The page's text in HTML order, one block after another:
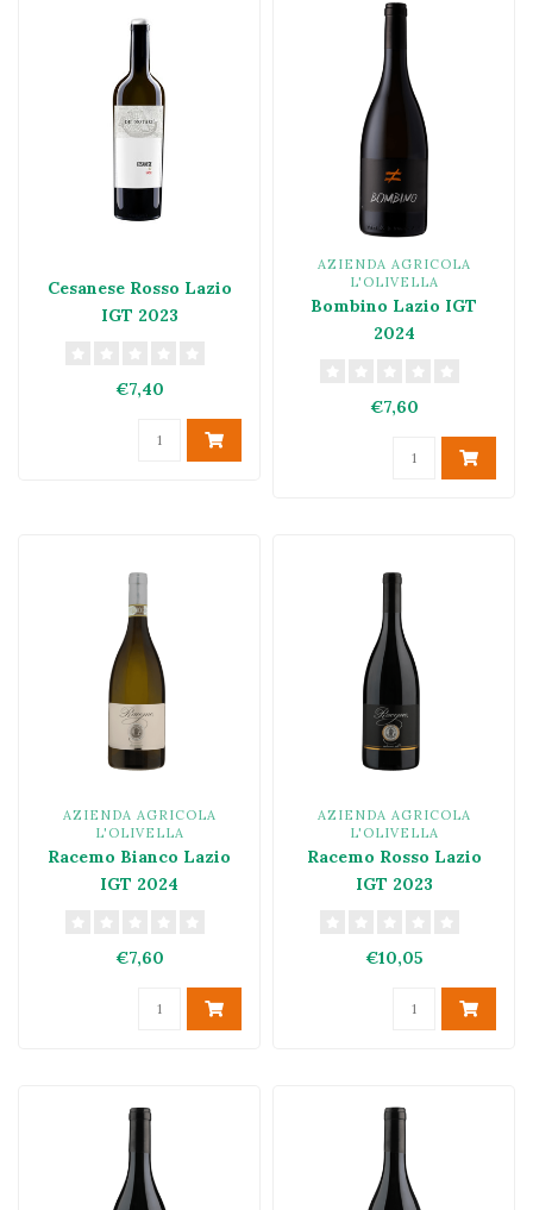
Cesanese Rosso Lazio
IGT 2023
€7,40
AZIENDA AGRICOLA
L'OLIVELLA
Bombino Lazio IGT
2024
€7,60
AZIENDA AGRICOLA
L'OLIVELLA
Racemo Bianco Lazio
IGT 2024
€7,60
AZIENDA AGRICOLA
L'OLIVELLA
Racemo Rosso Lazio
IGT 2023
€10,05